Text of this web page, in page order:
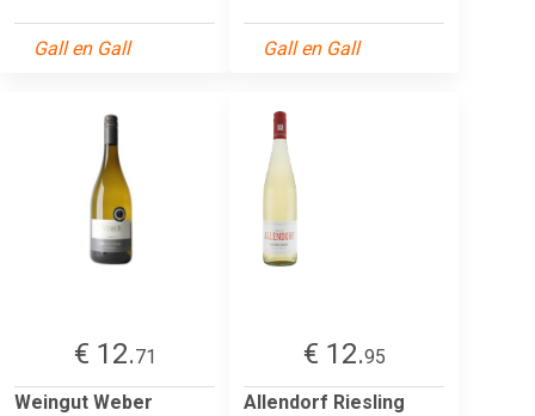
Gall en Gall Gall en Gall
€ 12.71
Weingut Weber
€ 12.95
Allendorf Riesling